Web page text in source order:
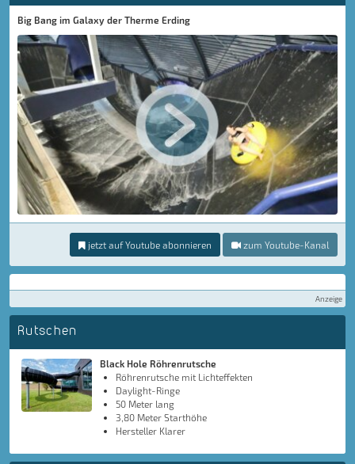
Big Bang im Galaxy der Therme Erding
jetzt auf Youtube abonnieren zum Youtube-Kanal
Anzeige
Rutschen
Black Hole Röhrenrutsche
Röhrenrutsche mit Lichteffekten
Daylight-Ringe
50 Meter lang
3,80 Meter Starthöhe
Hersteller Klarer